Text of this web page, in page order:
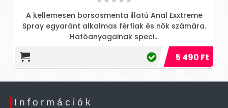
A kellemesen borsosmenta illatú Anal Exxtreme
Spray egyaránt alkalmas férfiak és nők számára.
Hatóanyagainak speci...
5 490 Ft
Információk